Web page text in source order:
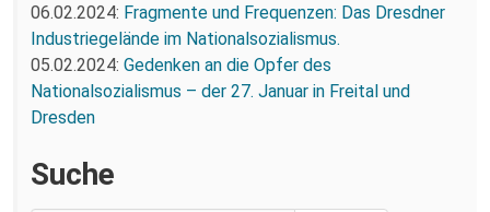
06.02.2024: Fragmente und Frequenzen: Das Dresdner
Industriegelände im Nationalsozialismus.
05.02.2024: Gedenken an die Opfer des
Nationalsozialismus – der 27. Januar in Freital und
Dresden
Suche